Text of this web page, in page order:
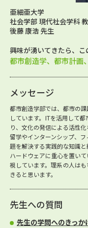
亜細亜大学
社会学部 現代社会学科
後藤 康浩 先生
興味が湧いてきたら、こ
都市創造学、都市計画
メッセージ
都市創造学部では、都市の
しています。ITを活用して
り、文化の発信による活性
留学やインターンシップ、
題を解決する実践的な知識
ハードウェアに重心を置い
視しています。理系の人は
きると思います。
先生への質問
先生の学問へのきっか